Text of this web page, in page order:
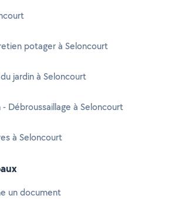
potager à Seloncourt
jardin à Seloncourt
Débroussaillage à Seloncourt
à Seloncourt
un document